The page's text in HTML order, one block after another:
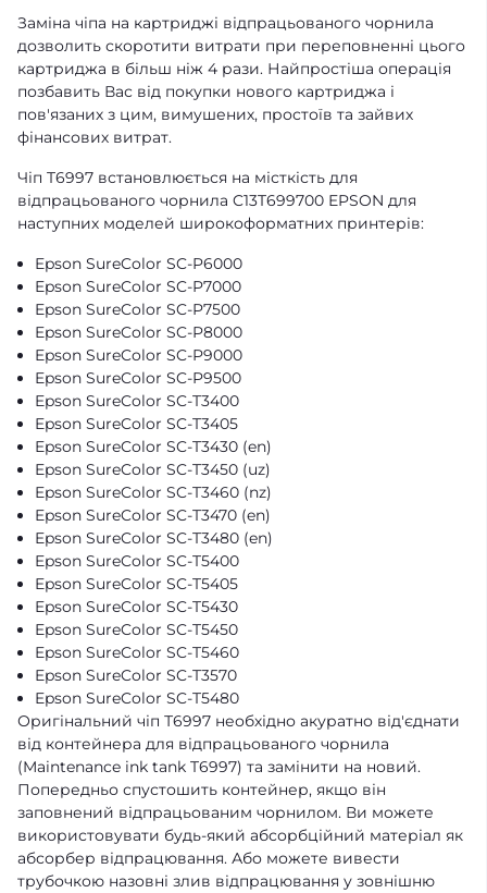
Заміна чіпа на картриджі відпрацьованого чорнила
дозволить скоротити витрати при переповненні цього
картриджа в більш ніж 4 рази. Найпростіша операція
позбавить Вас від покупки нового картриджа і
пов'язаних з цим, вимушених, простоїв та зайвих
фінансових витрат.
Чіп T6997 встановлюється на місткість для
відпрацьованого чорнила C13T699700 EPSON для
наступних моделей широкоформатних принтерів:
Epson SureColor SC-P6000
Epson SureColor SC-P7000
Epson SureColor SC-P7500
Epson SureColor SC-P8000
Epson SureColor SC-P9000
Epson SureColor SC-P9500
Epson SureColor SC-T3400
Epson SureColor SC-T3405
Epson SureColor SC-T3430 (en)
Epson SureColor SC-T3450 (uz)
Epson SureColor SC-T3460 (nz)
Epson SureColor SC-T3470 (en)
Epson SureColor SC-T3480 (en)
Epson SureColor SC-T5400
Epson SureColor SC-T5405
Epson SureColor SC-T5430
Epson SureColor SC-T5450
Epson SureColor SC-T5460
Epson SureColor SC-T3570
Epson SureColor SC-T5480
Оригінальний чіп Т6997 необхідно акуратно від'єднати
від контейнера для відпрацьованого чорнила
(Maintenance ink tank T6997) та замінити на новий.
Попередньо спустошить контейнер, якщо він
заповнений відпрацьованим чорнилом. Ви можете
використовувати будь-який абсорбційний матеріал як
абсорбер відпрацювання. Або можете вивести
трубочкою назовні злив відпрацювання у зовнішню